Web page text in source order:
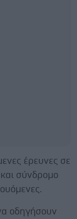
έρευνες σε
σύνδρομο
οδηγήσουν